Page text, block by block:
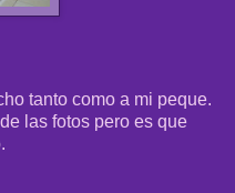
tanto como a mi peque.
las fotos pero es que